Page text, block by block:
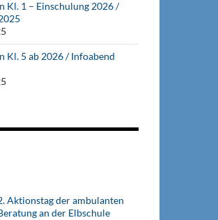
Kl. 1 – Einschulung 2026 /
Kl. 5 ab 2026 / Infoabend
Aktionstag der ambulanten
an der Elbschule